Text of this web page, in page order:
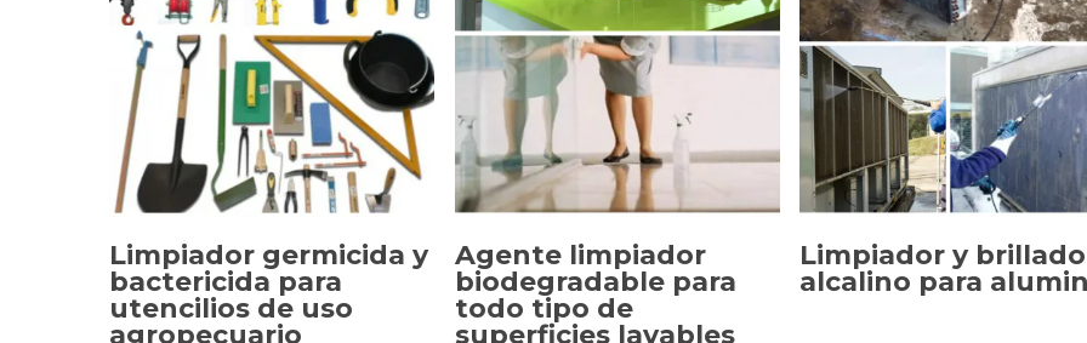
SELECCIONAR OPCIONES
Limpiador germicida y
bactericida para
utencilios de uso
agropecuario
SELECCIONAR OPCIONES
Agente limpiador
biodegradable para
todo tipo de
superficies lavables
Limpiador y
alcalino para